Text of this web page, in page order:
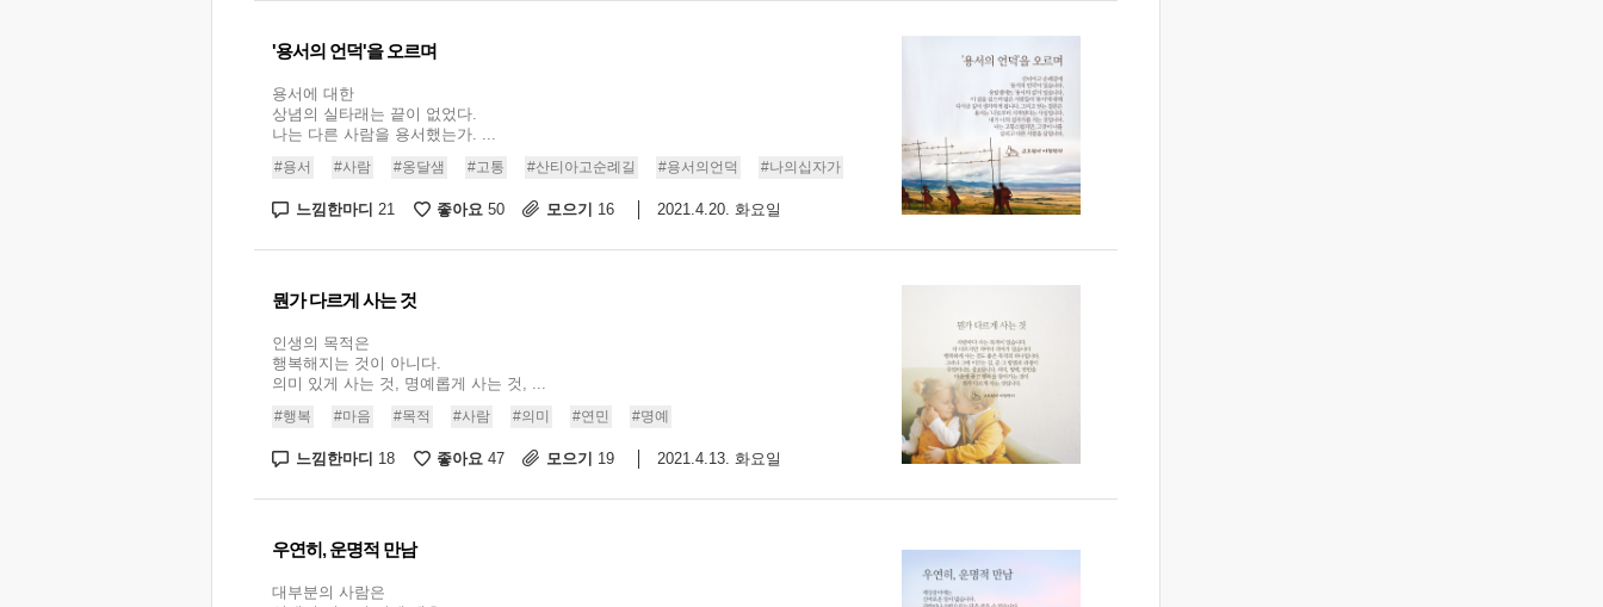
'용서의 언덕'을 오르며
용서에 대한
상념의 실타래는 끝이 없었다.
나는 다른 사람을 용서했는가. ...
#용서 #사람 #옹달샘 #고통 #산티아고순례길 #용서의언덕 #나의십자가
느낌한마디 21 좋아요 50 모으기 16 2021.4.20. 화요일
뭔가 다르게 사는 것
인생의 목적은
행복해지는 것이 아니다.
의미 있게 사는 것, 명예롭게 사는 것, ...
#행복 #마음 #목적 #사람 #의미 #연민 #명예
느낌한마디 18 좋아요 47 모으기 19 2021.4.13. 화요일
우연히, 운명적 만남
대부분의 사람은